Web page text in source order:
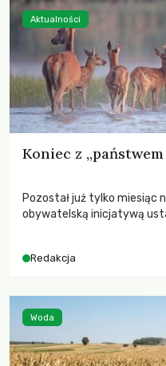
Koniec z
Pozostał już tylko miesiąc
obywatelską inicjatywą
niezwykle korzystne
funkcjonowania łowiectwa
Redakcja
Aktualności
Woda